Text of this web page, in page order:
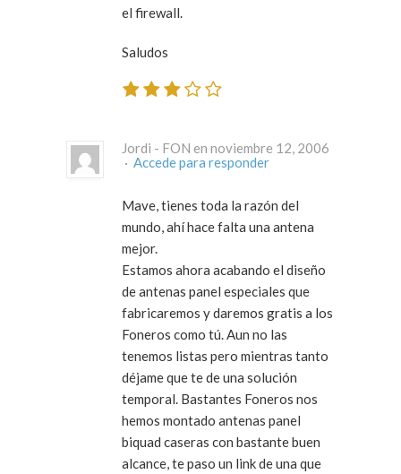
el firewall.
Saludos
Jordi - FON en noviembre 12, 2006
· Accede para responder
Mave, tienes toda la razón del
mundo, ahí hace falta una antena
mejor.
Estamos ahora acabando el diseño
de antenas panel especiales que
fabricaremos y daremos gratis a los
Foneros como tú. Aun no las
tenemos listas pero mientras tanto
déjame que te de una solución
temporal. Bastantes Foneros nos
hemos montado antenas panel
biquad caseras con bastante buen
alcance, te paso un link de una que